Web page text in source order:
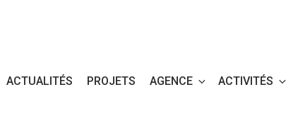
ACTUALITÉS PROJETS AGENCE ACTIVITÉS